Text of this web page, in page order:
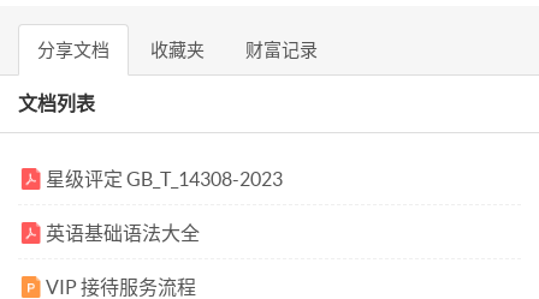
分享文档 收藏夹 财富记录
文档列表
星级评定 GB_T_14308-2023
英语基础语法大全
VIP 接待服务流程